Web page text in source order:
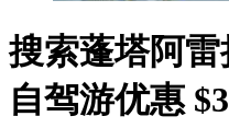
搜索蓬塔阿
自驾游优惠